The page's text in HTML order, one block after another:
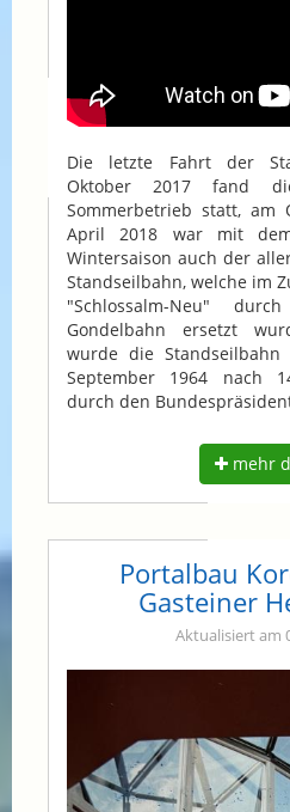
Die letzte Fahrt der
Oktober 2017 fand
Sommerbetrieb statt, am
April 2018 war mit
Wintersaison auch der
Standseilbahn, welche im
"Schlossalm-Neu"
Gondelbahn ersetzt
wurde die
September 1964 nach
durch den
mehr
Portalbau
Gasteiner
Aktualisiert am